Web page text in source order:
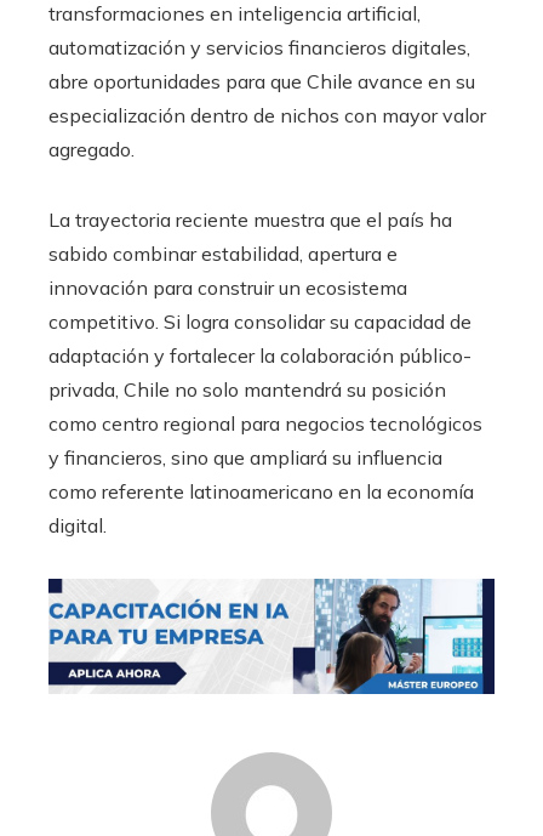
transformaciones en inteligencia artificial,
automatización y servicios financieros digitales,
abre oportunidades para que Chile avance en su
especialización dentro de nichos con mayor valor
agregado.
La trayectoria reciente muestra que el país ha
sabido combinar estabilidad, apertura e
innovación para construir un ecosistema
competitivo. Si logra consolidar su capacidad de
adaptación y fortalecer la colaboración público-
privada, Chile no solo mantendrá su posición
como centro regional para negocios tecnológicos
y financieros, sino que ampliará su influencia
como referente latinoamericano en la economía
digital.